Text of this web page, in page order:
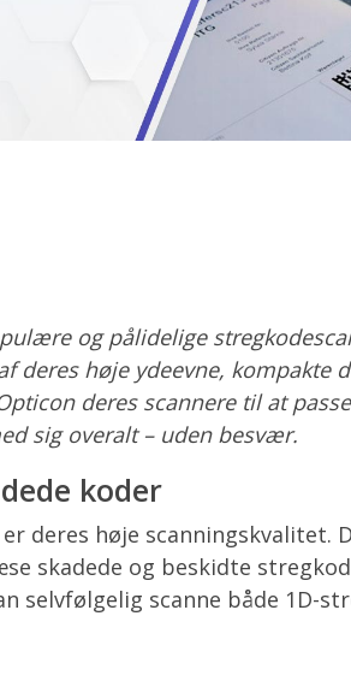
og pålidelige
høje ydeevne, kompakte
deres scannere til at
sig overalt – uden besvær.
koder
deres høje scanningskvalitet.
skadede og beskidte
selvfølgelig scanne både 1D-